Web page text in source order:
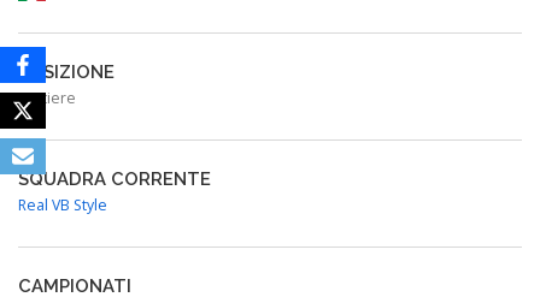
POSIZIONE
Portiere
SQUADRA CORRENTE
Real VB Style
CAMPIONATI